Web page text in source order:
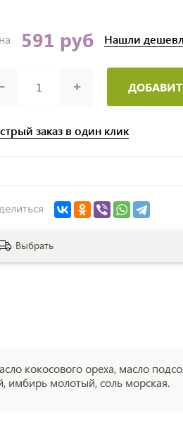
591 руб Нашли
заказ в один клик
Выбрать
кокосового ореха, масло
имбирь молотый, соль морская.